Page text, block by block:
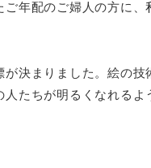
年配のご婦人の方に
決まりました。絵の
たちが明るくなれる